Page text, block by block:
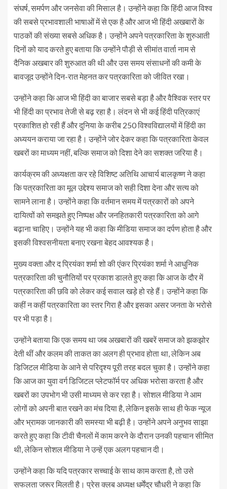
संघर्ष, समर्पण और जनसेवा की मिसाल है। उन्होंने कहा कि हिंदी आज विश्व
की सबसे प्रभावशाली भाषाओं में से एक है और आज भी हिंदी अखबारों के
पाठकों की संख्या सबसे अधिक है। उन्होंने अपने पत्रकारिता के शुरुआती
दिनों को याद करते हुए बताया कि उन्होंने पौड़ी से सीमांत वार्ता नाम से
दैनिक अखबार की शुरुआत की थी और उस समय संसाधनों की कमी के
बावजूद उन्होंने दिन-रात मेहनत कर पत्रकारिता को जीवित रखा।
उन्होंने कहा कि आज भी हिंदी का बाजार सबसे बड़ा है और वैश्विक स्तर पर
भी हिंदी का प्रभाव तेजी से बढ़ रहा है। लंदन से भी कई हिंदी पत्रिकाएं
प्रकाशित हो रही हैं और दुनिया के करीब 250 विश्वविद्यालयों में हिंदी का
अध्ययन कराया जा रहा है। उन्होंने जोर देकर कहा कि पत्रकारिता केवल
खबरों का माध्यम नहीं, बल्कि समाज को दिशा देने का सशक्त जरिया है।
कार्यक्रम की अध्यक्षता कर रहे विशिष्ट अतिथि आचार्य बालकृष्ण ने कहा
कि पत्रकारिता का मूल उद्देश्य समाज को सही दिशा देना और सत्य को
सामने लाना है। उन्होंने कहा कि वर्तमान समय में पत्रकारों को अपने
दायित्वों को समझते हुए निष्पक्ष और जनहितकारी पत्रकारिता को आगे
बढ़ाना चाहिए। उन्होंने यह भी कहा कि मीडिया समाज का दर्पण होता है और
इसकी विश्वसनीयता बनाए रखना बेहद आवश्यक है।
मुख्य वक्ता और द प्रियंका शर्मा शो की एंकर प्रियंका शर्मा ने आधुनिक
पत्रकारिता की चुनौतियों पर प्रकाश डालते हुए कहा कि आज के दौर में
पत्रकारिता की छवि को लेकर कई सवाल खड़े हो रहे हैं। उन्होंने कहा कि
कहीं न कहीं पत्रकारिता का स्तर गिरा है और इसका असर जनता के भरोसे
पर भी पड़ा है।
उन्होंने बताया कि एक समय था जब अखबारों की खबरें समाज को झकझोर
देती थीं और कलम की ताकत का अलग ही प्रभाव होता था, लेकिन अब
डिजिटल मीडिया के आने से परिदृश्य पूरी तरह बदल चुका है। उन्होंने कहा
कि आज का युवा वर्ग डिजिटल प्लेटफॉर्म पर अधिक भरोसा करता है और
खबरों का उपभोग भी उसी माध्यम से कर रहा है। सोशल मीडिया ने आम
लोगों को अपनी बात रखने का मंच दिया है, लेकिन इसके साथ ही फेक न्यूज
और भ्रामक जानकारी की समस्या भी बढ़ी है। उन्होंने अपने अनुभव साझा
करते हुए कहा कि टीवी चैनलों में काम करने के दौरान उनकी पहचान सीमित
थी, लेकिन सोशल मीडिया ने उन्हें एक अलग पहचान दी।
उन्होंने कहा कि यदि पत्रकार सच्चाई के साथ काम करता है, तो उसे
सफलता जरूर मिलती है। प्रेस क्लब अध्यक्ष धर्मेंद्र चौधरी ने कहा कि